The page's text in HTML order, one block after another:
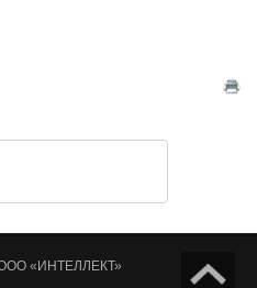
«ИНТЕЛЛЕКТ»